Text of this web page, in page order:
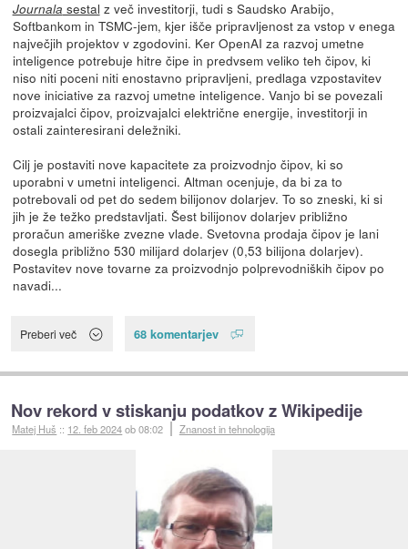
Journala sestal z več investitorji, tudi s Saudsko Arabijo,
Softbankom in TSMC-jem, kjer išče pripravljenost za vstop v enega
največjih projektov v zgodovini. Ker OpenAI za razvoj umetne
inteligence potrebuje hitre čipe in predvsem veliko teh čipov, ki
niso niti poceni niti enostavno pripravljeni, predlaga vzpostavitev
nove iniciative za razvoj umetne inteligence. Vanjo bi se povezali
proizvajalci čipov, proizvajalci električne energije, investitorji in
ostali zainteresirani deležniki.
Cilj je postaviti nove kapacitete za proizvodnjo čipov, ki so
uporabni v umetni inteligenci. Altman ocenjuje, da bi za to
potrebovali od pet do sedem bilijonov dolarjev. To so zneski, ki si
jih je že težko predstavljati. Šest bilijonov dolarjev približno
proračun ameriške zvezne vlade. Svetovna prodaja čipov je lani
dosegla približno 530 milijard dolarjev (0,53 bilijona dolarjev).
Postavitev nove tovarne za proizvodnjo polprevodniških čipov po
navadi...
Preberi več 68 komentarjev
Nov rekord v stiskanju podatkov z Wikipedije
Matej Huš :: 12. feb 2024ob 08:02 Znanost in tehnologija